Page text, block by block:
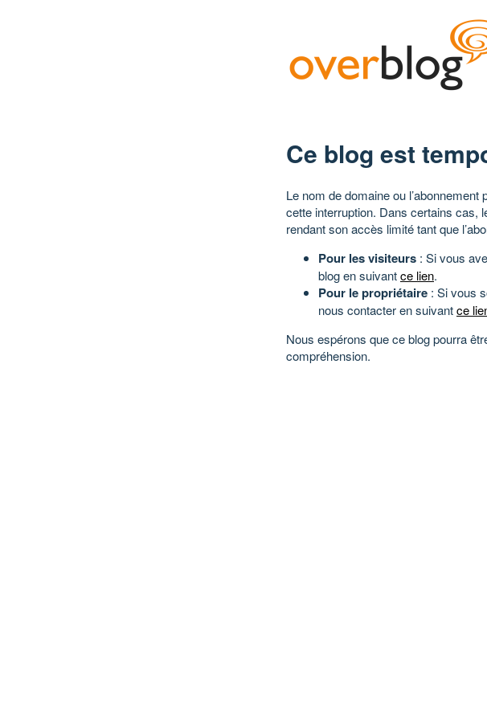
Ce blog est
Le nom de domaine ou
cette interruption. Dans certains cas,
rendant son accès limité tant que
Pour les visiteurs : Si vous
blog en suivantce lien.
Pour le propriétaire : Si vous
nous contacter en suivantce
Nous espérons que ce blog pourra
compréhension.